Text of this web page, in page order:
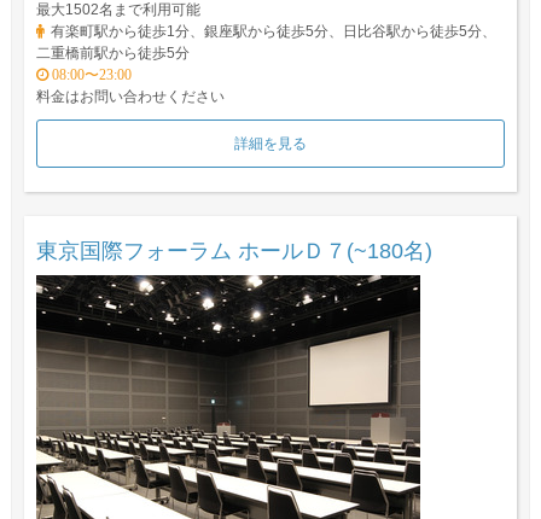
最大1502名まで利用可能
有楽町駅から徒歩1分、銀座駅から徒歩5分、日比谷駅から徒歩5分、
二重橋前駅から徒歩5分
08:00〜23:00
料金はお問い合わせください
詳細を見る
東京国際フォーラム ホールＤ７(~180名)